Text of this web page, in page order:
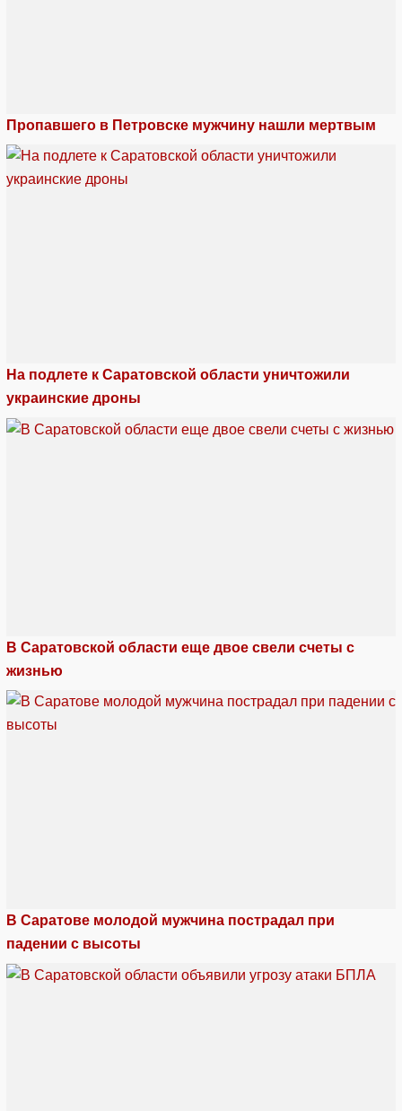
Пропавшего в Петровске мужчину нашли мертвым
На подлете к Саратовской области уничтожили
украинские дроны
В Саратовской области еще двое свели счеты с
жизнью
В Саратове молодой мужчина пострадал при
падении с высоты